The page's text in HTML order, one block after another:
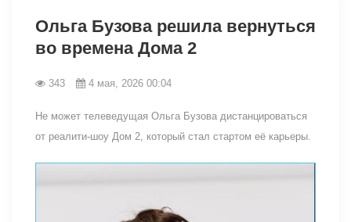
Ольга Бузова решила вернуться
во времена Дома 2
343 4 мая, 2026 00:04
Не может телеведущая Ольга Бузова дистанцироваться
от реалити-шоу Дом 2, который стал стартом её карьеры.